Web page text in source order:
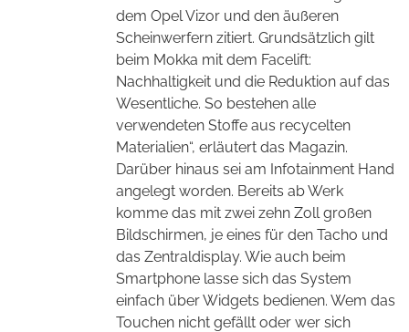
dem Opel Vizor und den äußeren
Scheinwerfern zitiert. Grundsätzlich gilt
beim Mokka mit dem Facelift:
Nachhaltigkeit und die Reduktion auf das
Wesentliche. So bestehen alle
verwendeten Stoffe aus recycelten
Materialien“, erläutert das Magazin.
Darüber hinaus sei am Infotainment Hand
angelegt worden. Bereits ab Werk
komme das mit zwei zehn Zoll großen
Bildschirmen, je eines für den Tacho und
das Zentraldisplay. Wie auch beim
Smartphone lasse sich das System
einfach über Widgets bedienen. Wem das
Touchen nicht gefällt oder wer sich